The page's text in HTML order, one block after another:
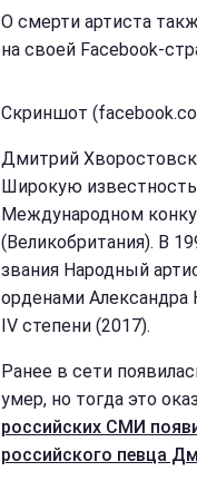
О смерти артиста
на своей Facebook-
Скриншот
Дмитрий
Широкую
Международном
(Великобритания). В
звания Народный
орденами Александра
IV степени (2017).
Ранее в сети
умер, но тогда это
российских СМИ
российского певца